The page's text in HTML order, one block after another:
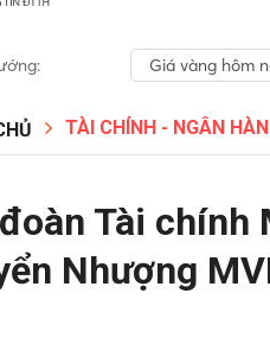
Giá vàng hôm
TÀI CHÍNH - NGÂN
Tài chính
Nhượng